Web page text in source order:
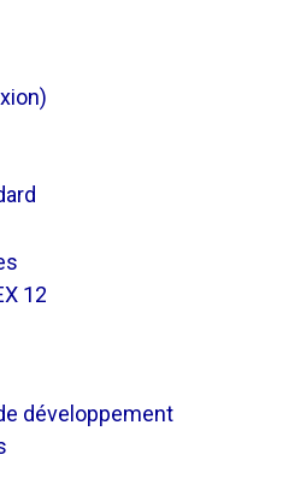
)
12
développement